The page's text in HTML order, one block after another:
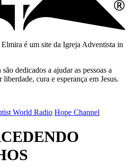
é um site da Igreja Adventista in
dedicados a ajudar as pessoas a
cura e esperança em Jesus.
World Radio Hope Channel